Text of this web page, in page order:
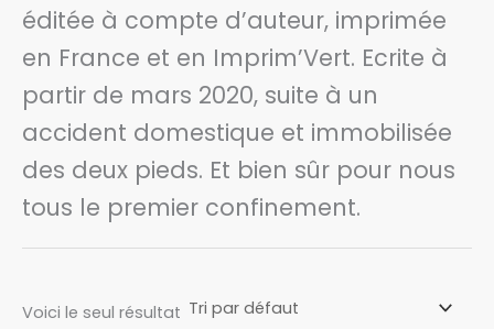
éditée à compte d’auteur, imprimée
en France et en Imprim’Vert. Ecrite à
partir de mars 2020, suite à un
accident domestique et immobilisée
des deux pieds. Et bien sûr pour nous
tous le premier confinement.
Voici le seul résultat